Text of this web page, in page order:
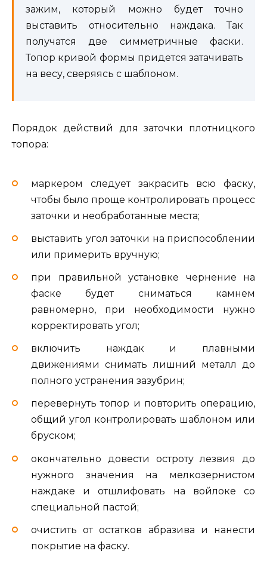
зажим, который можно будет точно
выставить относительно наждака. Так
получатся две симметричные фаски.
Топор кривой формы придется затачивать
на весу, сверяясь с шаблоном.
Порядок действий для заточки плотницкого
топора:
маркером следует закрасить всю фаску,
чтобы было проще контролировать процесс
заточки и необработанные места;
выставить угол заточки на приспособлении
или примерить вручную;
при правильной установке чернение на
фаске будет сниматься камнем
равномерно, при необходимости нужно
корректировать угол;
включить наждак и плавными
движениями снимать лишний металл до
полного устранения зазубрин;
перевернуть топор и повторить операцию,
общий угол контролировать шаблоном или
бруском;
окончательно довести остроту лезвия до
нужного значения на мелкозернистом
наждаке и отшлифовать на войлоке со
специальной пастой;
очистить от остатков абразива и нанести
покрытие на фаску.